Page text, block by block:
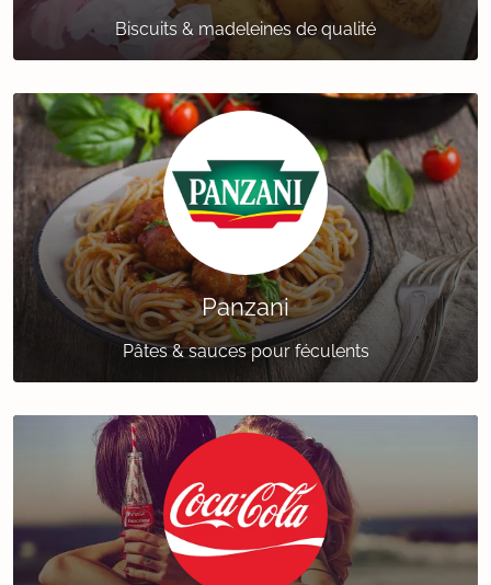
Biscuits & madeleines de qualité
Panzani
Pâtes & sauces pour féculents